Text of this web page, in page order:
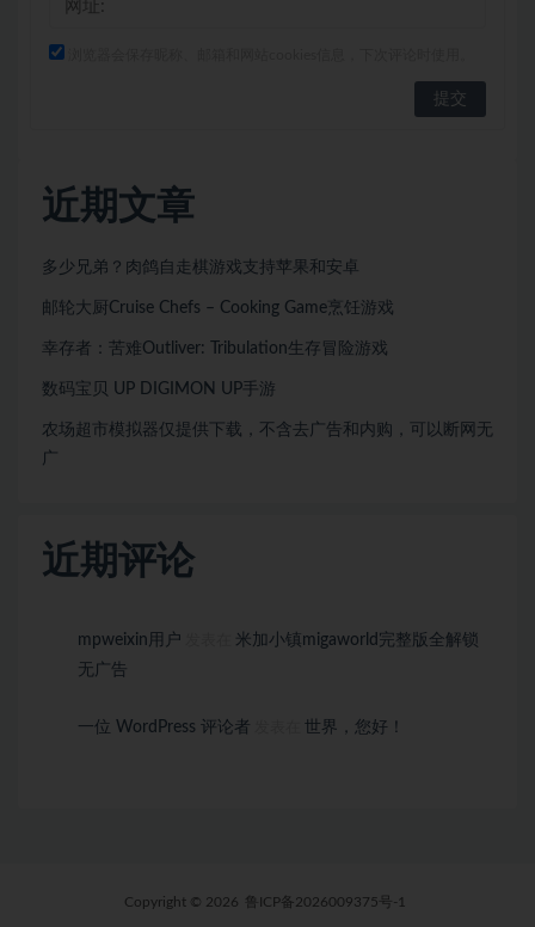
近期文章
多少兄弟？肉鸽自走棋游戏支持苹果和安卓
邮轮大厨Cruise Chefs – Cooking Game烹饪游戏
幸存者：苦难Outliver: Tribulation生存冒险游戏
数码宝贝 UP DIGIMON UP手游
农场超市模拟器仅提供下载，不含去广告和内购，可以断网无
近期评论
mpweixin用户
米加小镇migaworld完整版全解锁
无广告
一位 WordPress 评论者 世界，您好！
Copyright © 2026 鲁ICP备2026009375号-1